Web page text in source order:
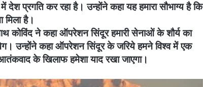
प्रगति कर रहा है। उन्होंने कहा यह हमारा सौभाग्य है कि
है।
कोविंद ने कहा ऑपरेशन सिंदूर हमारी सेनाओं के शौर्य का
उन्होंने कहा ऑपरेशन सिंदूर के जरिये हमने विश्व में एक
के खिलाफ हमेशा याद रखा जाएगा।